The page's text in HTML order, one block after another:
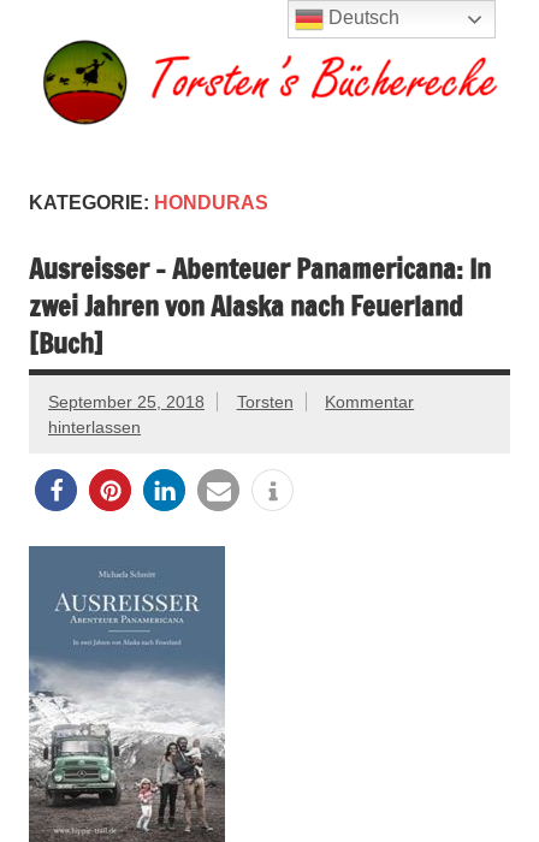
springen
KATEGORIE: HONDURAS
Ausreisser – Abenteuer Panamericana: In
zwei Jahren von Alaska nach Feuerland
[Buch]
September 25, 2018 Torsten
Kommentar
hinterlassen
Deutsch